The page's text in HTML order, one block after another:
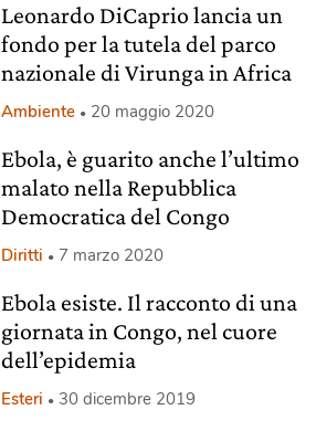
Leonardo DiCaprio lancia un
fondo per la tutela del parco
nazionale di Virunga in Africa
Ambiente 20 maggio 2020
Ebola, è guarito anche l’ultimo
malato nella Repubblica
Democratica del Congo
Diritti 7 marzo 2020
Ebola esiste. Il racconto di una
giornata in Congo, nel cuore
dell’epidemia
Esteri 30 dicembre 2019